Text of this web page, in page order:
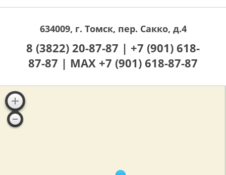
634009, г. Томск, пер. Сакко, д.4
8 (3822) 20-87-87 | +7 (901) 618-
87-87 | MAX +7 (901) 618-87-87